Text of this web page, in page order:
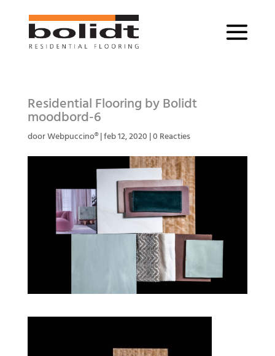
Residential Flooring by Bolidt
moodbord-6
doorWebpuccino®|feb 12, 2020 |0 Reacties